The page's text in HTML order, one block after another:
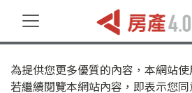
為提供您更多優質的內容，本網站
若繼續閱覽本網站內容，即表示您